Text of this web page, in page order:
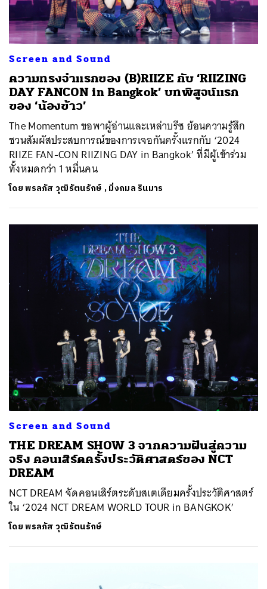
Screen and Sound
ความทรงจำแรกของ (B)RIIZE กับ ‘RIIZING
DAY FANCON in Bangkok’ บทพิสูจน์แรก
ของ ‘น้องข้าว’
The Momentum ขอพาผู้อ่านและเหล่าบรีซ ย้อนความรู้สึก
ชวนสัมผัสประสบการณ์ของการเจอกันครั้งแรกกับ ‘2024
RIIZE FAN-CON RIIZING DAY in Bangkok’ ที่มีผู้เข้าร่วม
ทั้งหมดกว่า 1 หมื่นคน
โดยพรลภัส วุฒิรัตนรักษ์ ,มิ่งกมล รินมาร
Screen and Sound
THE DREAM SHOW 3 จากความฝันสู่ความ
จริง คอนเสิร์ตครั้งประวัติศาสตร์ของ NCT
DREAM
NCT DREAM จัดคอนเสิร์ตระดับสเตเดียมครั้งประวัติศาสตร์
ใน ‘2024 NCT DREAM WORLD TOUR in BANGKOK’
โดยพรลภัส วุฒิรัตนรักษ์